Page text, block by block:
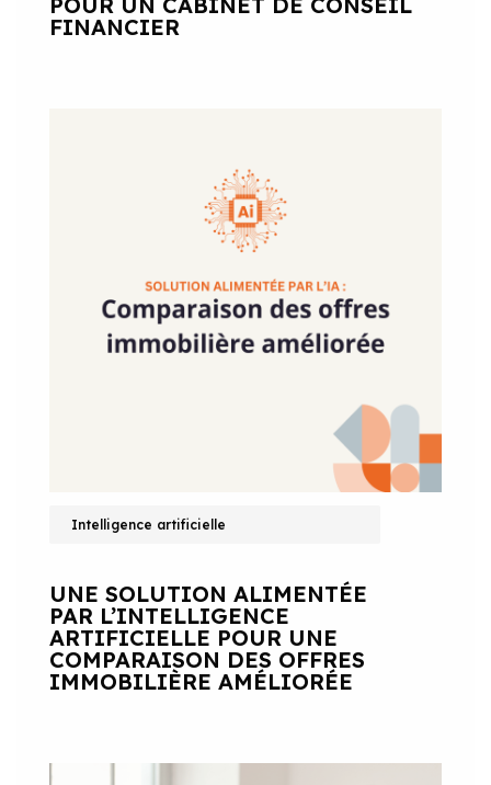
FINANCIER
Intelligence artificielle
UNE SOLUTION ALIMENTÉE
PAR L’INTELLIGENCE
ARTIFICIELLE POUR UNE
COMPARAISON DES OFFRES
IMMOBILIÈRE AMÉLIORÉE